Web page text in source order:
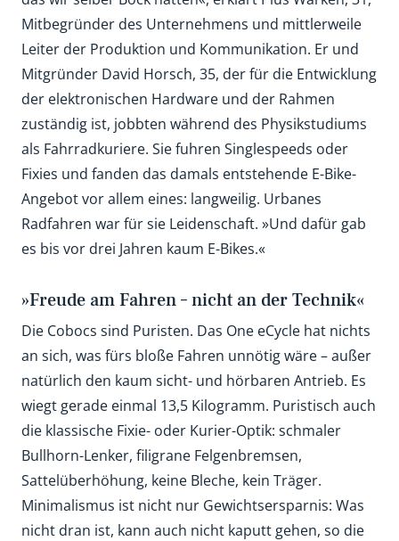
Mitbegründer des Unternehmens und mittlerweile
Leiter der Produktion und Kommunikation. Er und
Mitgründer David Horsch, 35, der für die Entwicklung
der elektronischen Hardware und der Rahmen
zuständig ist, jobbten während des Physikstudiums
als Fahrradkuriere. Sie fuhren Singlespeeds oder
Fixies und fanden das damals entstehende E-Bike-
Angebot vor allem eines: langweilig. Urbanes
Radfahren war für sie Leidenschaft. »Und dafür gab
es bis vor drei Jahren kaum E-Bikes.«
»Freude am Fahren – nicht an der Technik«
Die Cobocs sind Puristen. Das One eCycle hat nichts
an sich, was fürs bloße Fahren unnötig wäre – außer
natürlich den kaum sicht- und hörbaren Antrieb. Es
wiegt gerade einmal 13,5 Kilogramm. Puristisch auch
die klassische Fixie- oder Kurier-Optik: schmaler
Bullhorn-Lenker, filigrane Felgenbremsen,
Sattelüberhöhung, keine Bleche, kein Träger.
Minimalismus ist nicht nur Gewichtsersparnis: Was
nicht dran ist, kann auch nicht kaputt gehen, so die